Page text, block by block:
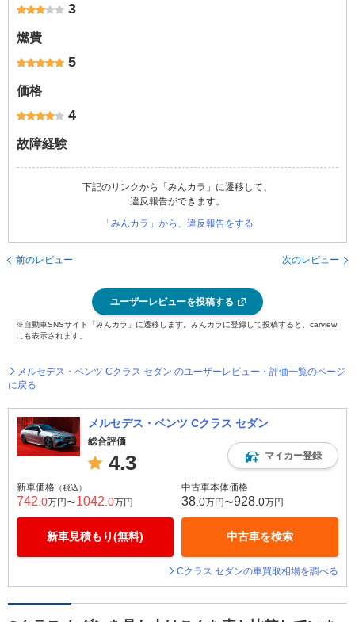
3
燃費
5
価格
4
故障経験
下記のリンクから「みんカラ」に遷移して、
違反報告ができます。
「みんカラ」から、違反報告をする
前のレビュー 次のレビュー
ユーザーレビューを投稿する
※自動車SNSサイト「みんカラ」に遷移します。みんカラに登録して投稿すると、carview!
にも表示されます。
メルセデス・ベンツ Cクラス セダン のユーザーレビュー・評価一覧のページ
に戻る
メルセデス・ベンツ Cクラス セダン
総合評価
4.3 マイカー登録
新車価格 （税込）
742 .0万円〜1042 .0万円
新車見積もり(無料)
中古車本体価格
38 .0万円〜928 .0万円
中古車を検索
Cクラス セダンの車買取相場を調べる